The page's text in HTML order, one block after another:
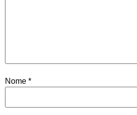
Nome *